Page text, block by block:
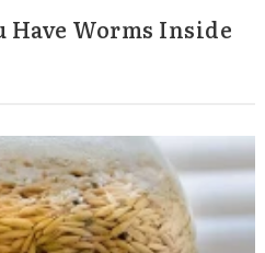
Have Worms Inside